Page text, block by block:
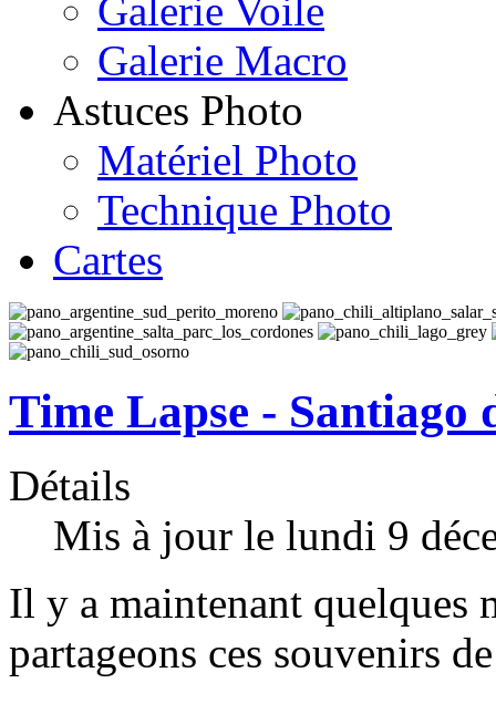
Galerie Voile
Galerie Macro
Astuces Photo
Matériel Photo
Technique Photo
Cartes
Time Lapse - Santiago
Détails
Mis à jour le lundi 9
Il y a maintenant quelques
partageons ces souvenirs